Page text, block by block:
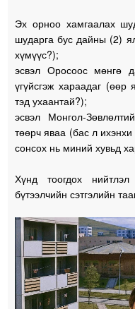
Эх орноо хамгаалах
шударга бус дайны (2)
хүмүүс?);
эсвэл Оросоос мөнгө
үгүйсгэж хараадаг
тэд ухаантай?);
эсвэл Монгол-
төөрч яваа (бас л
сонсох нь миний хувьд
Хүнд тоогдох
бүтээлчийн сэтгэлийн